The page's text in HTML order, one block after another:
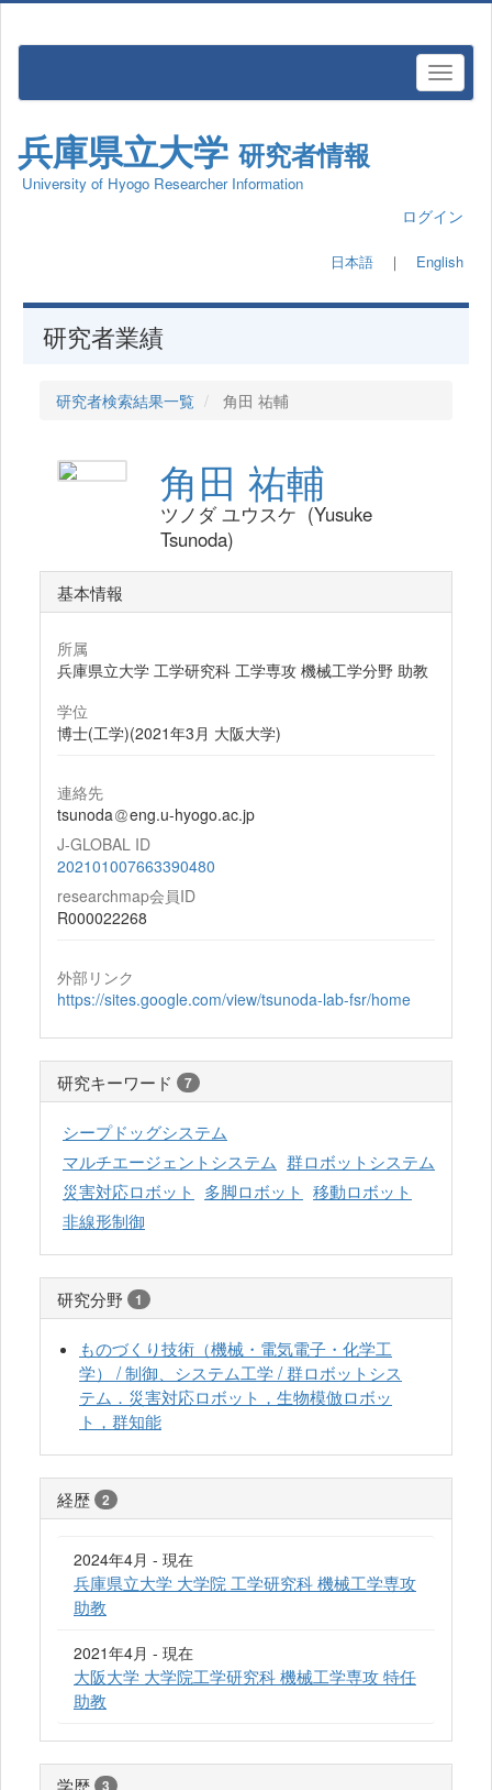
兵庫県立大学 研究者情報
University of Hyogo Researcher Information
ログイン
日本語 ｜ English
研究者業績
研究者検索結果一覧 角田 祐輔
角田 祐輔
ツノダ ユウスケ (Yusuke
Tsunoda)
基本情報
所属
兵庫県立大学 工学研究科 工学専攻 機械工学分野 助教
学位
博士(工学)(2021年3月 大阪大学)
連絡先
tsunoda
eng.u-hyogo.ac.jp
J-GLOBAL ID
202101007663390480
researchmap会員ID
R000022268
外部リンク
https://sites.google.com/view/tsunoda-lab-fsr/home
研究キーワード 7
シープドッグシステム
マルチエージェントシステム 群ロボットシステム
災害対応ロボット 多脚ロボット 移動ロボット
非線形制御
研究分野 1
ものづくり技術（機械・電気電子・化学工
学） / 制御、システム工学 / 群ロボットシス
テム．災害対応ロボット，生物模倣ロボッ
ト，群知能
経歴 2
2024年4月 - 現在
兵庫県立大学 大学院 工学研究科 機械工学専攻
助教
2021年4月 - 現在
大阪大学 大学院工学研究科 機械工学専攻 特任
助教
学歴 3